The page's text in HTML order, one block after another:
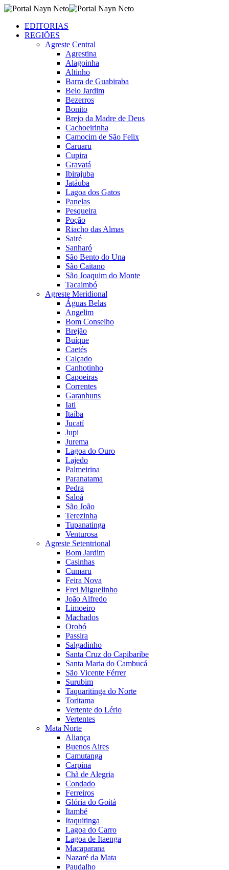
EDITORIAS
REGIÕES
Agreste Central
Agrestina
Alagoinha
Altinho
Barra de Guabiraba
Belo Jardim
Bezerros
Bonito
Brejo da Madre de Deus
Cachoeirinha
Camocim de São Felix
Caruaru
Cupira
Gravatá
Ibirajuba
Jatáuba
Lagoa dos Gatos
Panelas
Pesqueira
Poção
Riacho das Almas
Sairé
Sanharó
São Bento do Una
São Caitano
São Joaquim do Monte
Tacaimbó
Agreste Meridional
Águas Belas
Angelim
Bom Conselho
Brejão
Buíque
Caetés
Calçado
Canhotinho
Capoeiras
Correntes
Garanhuns
Iati
Itaíba
Jucatí
Jupi
Jurema
Lagoa do Ouro
Lajedo
Palmeirina
Paranatama
Pedra
Saloá
São João
Terezinha
Tupanatinga
Venturosa
Agreste Setentrional
Bom Jardim
Casinhas
Cumaru
Feira Nova
Frei Miguelinho
João Alfredo
Limoeiro
Machados
Orobó
Passira
Salgadinho
Santa Cruz do Capibaribe
Santa Maria do Cambucá
São Vicente Férrer
Surubim
Taquaritinga do Norte
Toritama
Vertente do Lério
Vertentes
Mata Norte
Aliança
Buenos Aires
Camutanga
Carpina
Chã de Alegria
Condado
Ferreiros
Glória do Goitá
Itambé
Itaquitinga
Lagoa do Carro
Lagoa de Itaenga
Macaparana
Nazaré da Mata
Paudalho